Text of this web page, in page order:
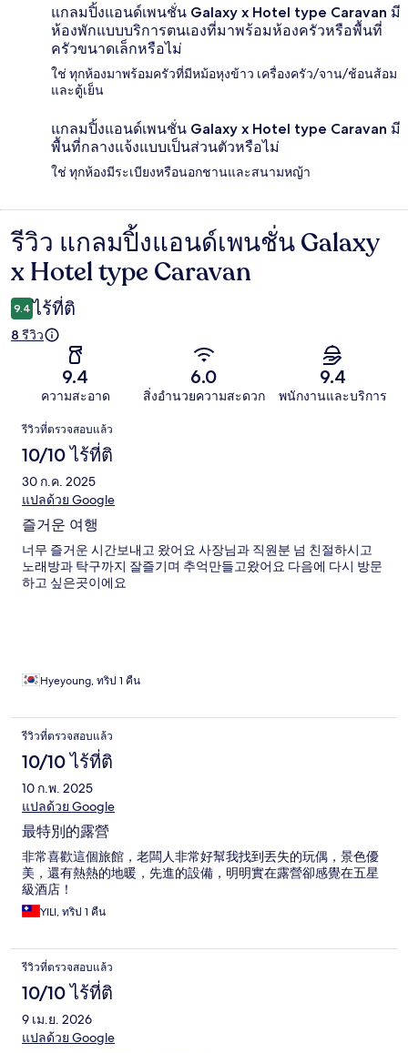
แกลมปิ้งแอนด์เพนชั่น Galaxy x Hotel type Caravan มี
ห้องพักแบบบริการตนเองที่มาพร้อมห้องครัวหรือพื้นที่
ครัวขนาดเล็กหรือไม่
ใช่ ทุกห้องมาพร้อมครัวที่มีหม้อหุงข้าว เครื่องครัว/จาน/ช้อนส้อม
และตู้เย็น
แกลมปิ้งแอนด์เพนชั่น Galaxy x Hotel type Caravan มี
พื้นที่กลางแจ้งแบบเป็นส่วนตัวหรือไม่
ใช่ ทุกห้องมีระเบียงหรือนอกชานและสนามหญ้า
รีวิว
รีวิว แกลมปิ้งแอนด์เพนชั่น Galaxy
x Hotel type Caravan
9.4 ไร้ที่ติ
8 รีวิว
9.4
ความสะอาด
6.0
สิ่งอำนวยความสะดวก
9.4
พนักงานและบริการ
รีวิว
รีวิวที่ตรวจสอบแล้ว
10/10 ไร้ที่ติ
30 ก.ค. 2025
แปลด้วย Google
즐거운 여행
너무 즐거운 시간보내고 왔어요 사장님과 직원분 넘 친절하시고
노래방과 탁구까지 잘즐기며 추억만들고왔어요 다음에 다시 방문
하고 싶은곳이에요
Hyeyoung, ทริป 1 คืน
รีวิวที่ตรวจสอบแล้ว
10/10 ไร้ที่ติ
10 ก.พ. 2025
แปลด้วย Google
最特別的露營
非常喜歡這個旅館，老闆人非常好幫我找到丟失的玩偶，景色優
美，還有熱熱的地暖，先進的設備，明明實在露營卻感覺在五星
級酒店！
YILI, ทริป 1 คืน
รีวิวที่ตรวจสอบแล้ว
10/10 ไร้ที่ติ
9 เม.ย. 2026
แปลด้วย Google